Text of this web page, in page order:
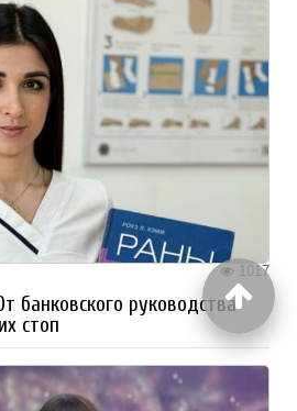
1017
банковского руководства
стоп